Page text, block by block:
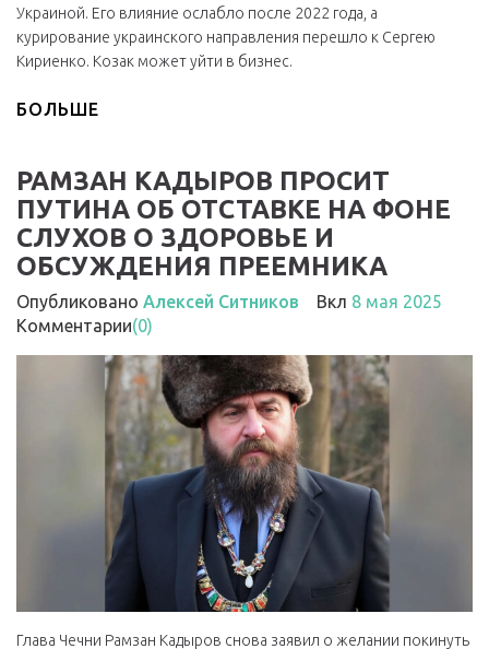
Украиной. Его влияние ослабло после 2022 года, а
курирование украинского направления перешло к Сергею
Кириенко. Козак может уйти в бизнес.
БОЛЬШЕ
РАМЗАН КАДЫРОВ ПРОСИТ
ПУТИНА ОБ ОТСТАВКЕ НА ФОНЕ
СЛУХОВ О ЗДОРОВЬЕ И
ОБСУЖДЕНИЯ ПРЕЕМНИКА
Опубликовано Алексей Ситников Вкл 8 мая 2025
Комментарии(0)
Глава Чечни Рамзан Кадыров снова заявил о желании покинуть